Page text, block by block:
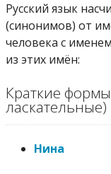
Русский язык
(синонимов) от
человека с
из этих имён:
Краткие
ласкательные)
Нина